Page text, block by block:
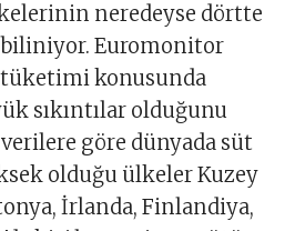
neredeyse dörtte
Euromonitor
tüketimi konusunda
sıkıntılar olduğunu
göre dünyada süt
olduğu ülkeler Kuzey
İrlanda, Finlandiya,